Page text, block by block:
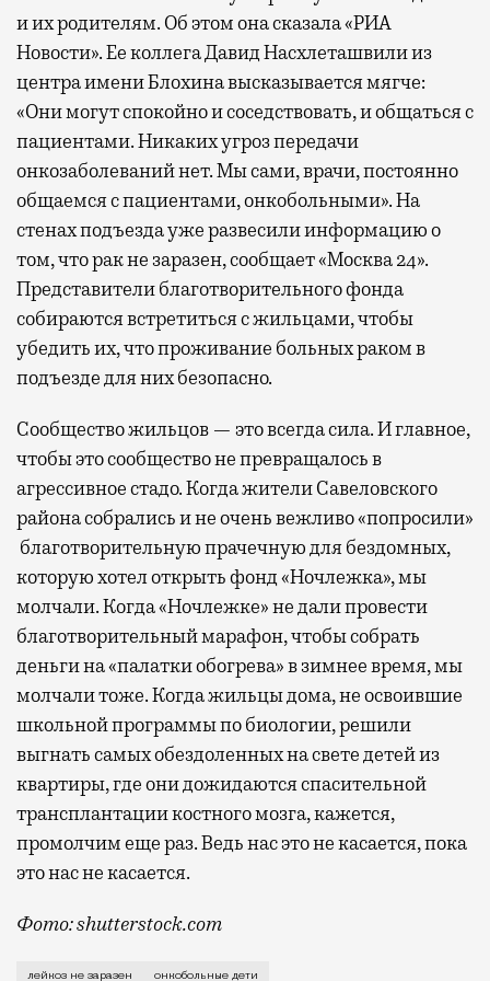
и их родителям. Об этом она сказала «РИА
Новости». Ее коллега Давид Насхлеташвили из
центра имени Блохина высказывается мягче:
«Они могут спокойно и соседствовать, и общаться с
пациентами. Никаких угроз передачи
онкозаболеваний нет. Мы сами, врачи, постоянно
общаемся с пациентами, онкобольными». На
стенах подъезда уже развесили информацию о
том, что рак не заразен, сообщает «Москва 24».
Представители благотворительного фонда
собираются встретиться с жильцами, чтобы
убедить их, что проживание больных раком в
подъезде для них безопасно.
Сообщество жильцов — это всегда сила. И главное,
чтобы это сообщество не превращалось в
агрессивное стадо. Когда жители Савеловского
района собрались и не очень вежливо «попросили»
благотворительную прачечную для бездомных,
которую хотел открыть фонд «Ночлежка», мы
молчали. Когда «Ночлежке» не дали провести
благотворительный марафон, чтобы собрать
деньги на «палатки обогрева» в зимнее время, мы
молчали тоже. Когда жильцы дома, не освоившие
школьной программы по биологии, решили
выгнать самых обездоленных на свете детей из
квартиры, где они дожидаются спасительной
трансплантации костного мозга, кажется,
промолчим еще раз. Ведь нас это не касается, пока
это нас не касается.
Фото: shutterstock.com
Невежество, плюс агрессия: на юго-западе
лейкоз не заразен онкобольные дети